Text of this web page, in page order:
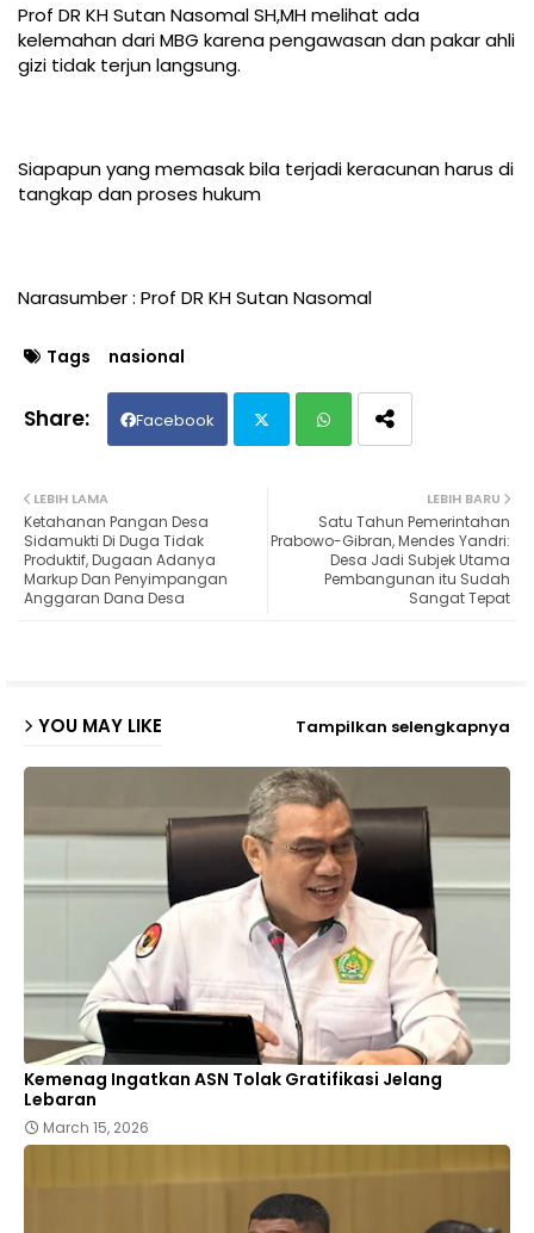
Prof DR KH Sutan Nasomal SH,MH melihat ada
kelemahan dari MBG karena pengawasan dan pakar ahli
gizi tidak terjun langsung.
Siapapun yang memasak bila terjadi keracunan harus di
tangkap dan proses hukum
Narasumber : Prof DR KH Sutan Nasomal
Tags nasional
Facebook
ats
ap
LEBIH BARU
Satu Tahun Pemerintahan
Prabowo-Gibran, Mendes Yandri:
Desa Jadi Subjek Utama
Pembangunan itu Sudah
Sangat Tepat
LEBIH LAMA
Ketahanan Pangan Desa
Sidamukti Di Duga Tidak
Produktif, Dugaan Adanya
Markup Dan Penyimpangan
Anggaran Dana Desa
YOU MAY LIKE Tampilkan selengkapnya
Kemenag Ingatkan ASN Tolak Gratifikasi Jelang
Lebaran
March 15, 2026